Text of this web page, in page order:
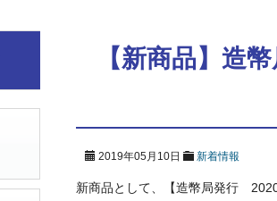
【新商品】造
2019年05月10日 新着情報
新商品として、【造幣局発行